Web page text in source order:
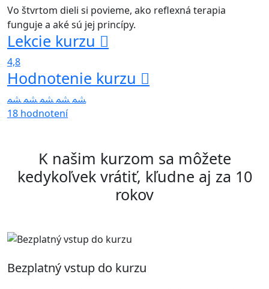
Vo štvrtom dieli si povieme, ako reflexná terapia
funguje a aké sú jej princípy.
Lekcie kurzu
4,8
Hodnotenie kurzu
18 hodnotení
K našim kurzom sa môžete
kedykoľvek vrátiť, kľudne aj za 10
rokov
Bezplatný vstup do kurzu